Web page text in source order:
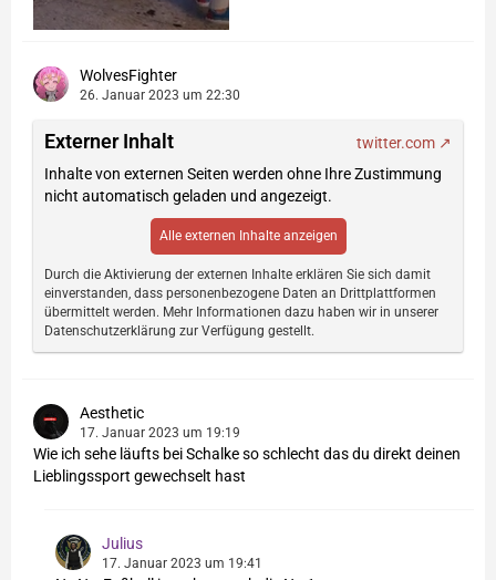
WolvesFighter
26. Januar 2023 um 22:30
Externer Inhalt
twitter.com
Inhalte von externen Seiten werden ohne Ihre Zustimmung
nicht automatisch geladen und angezeigt.
Alle externen Inhalte anzeigen
Durch die Aktivierung der externen Inhalte erklären Sie sich damit
einverstanden, dass personenbezogene Daten an Drittplattformen
übermittelt werden. Mehr Informationen dazu haben wir in unserer
Datenschutzerklärung zur Verfügung gestellt.
Aesthetic
17. Januar 2023 um 19:19
Wie ich sehe läufts bei Schalke so schlecht das du direkt deinen
Lieblingssport gewechselt hast
Julius
17. Januar 2023 um 19:41